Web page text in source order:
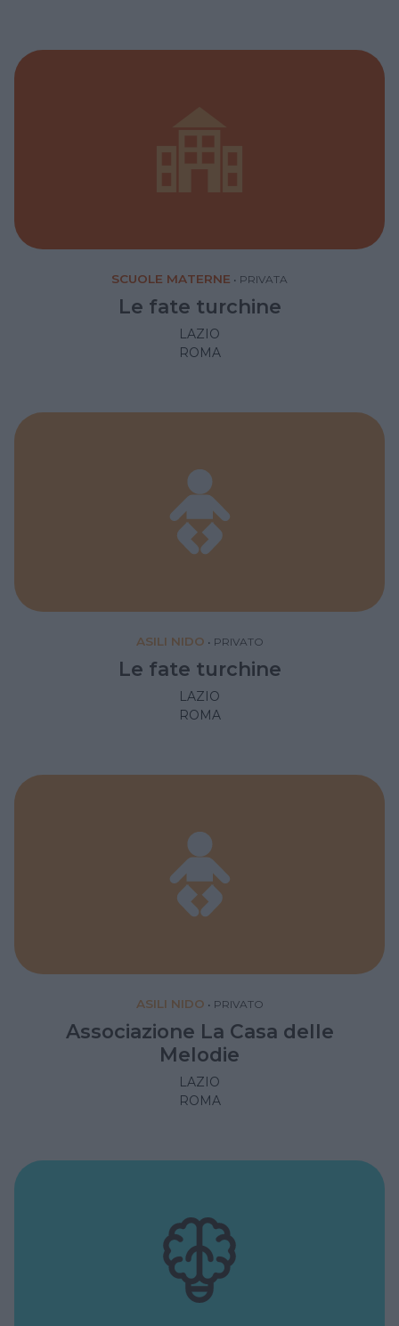
SCUOLE MATERNE • PRIVATA
Le fate turchine
LAZIO
ROMA
ASILI NIDO • PRIVATO
Le fate turchine
LAZIO
ROMA
ASILI NIDO • PRIVATO
Associazione La Casa delle
Melodie
LAZIO
ROMA